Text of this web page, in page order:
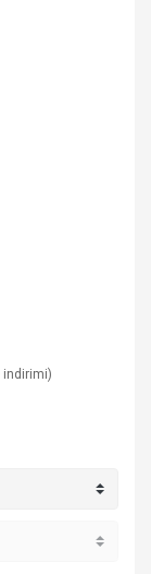
indirimi)